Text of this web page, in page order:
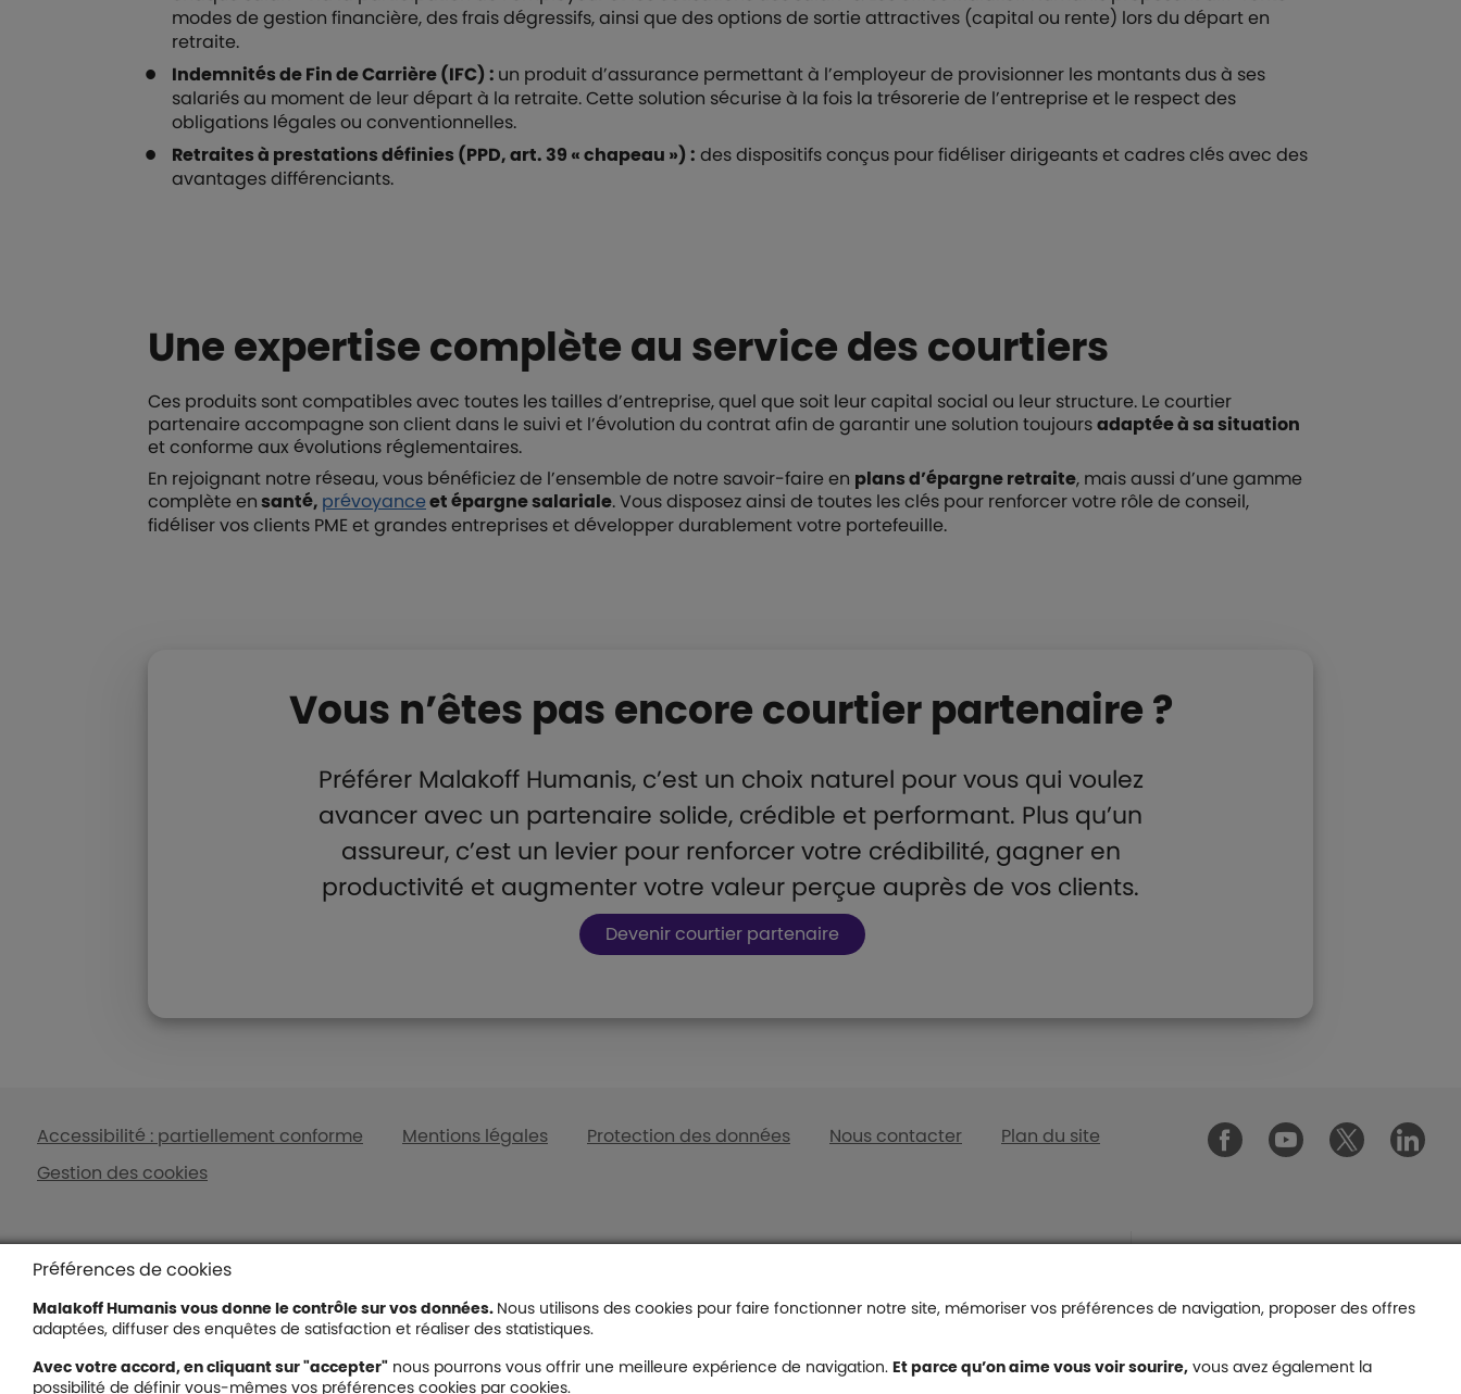
modes de gestion financière, des frais dégressifs, ainsi que des options de sortie attractives (capital ou rente) lors du départ en
retraite.
Indemnités de Fin de Carrière (IFC) : un produit d’assurance permettant à l’employeur de provisionner les montants dus à ses
salariés au moment de leur départ à la retraite. Cette solution sécurise à la fois la trésorerie de l’entreprise et le respect des
obligations légales ou conventionnelles.
Retraites à prestations définies (PPD, art. 39 « chapeau ») : des dispositifs conçus pour fidéliser dirigeants et cadres clés avec des
avantages différenciants.
Une expertise complète au service des courtiers
Ces produits sont compatibles avec toutes les tailles d’entreprise, quel que soit leur capital social ou leur structure. Le courtier
partenaire accompagne son client dans le suivi et l’évolution du contrat afin de garantir une solution toujoursadaptée à sa situation
et conforme aux évolutions réglementaires.
En rejoignant notre réseau, vous bénéficiez de l’ensemble de notre savoir-faire en plans d’épargne retraite, mais aussi d’une gamme
complète ensanté, prévoyanceet épargne salariale. Vous disposez ainsi de toutes les clés pour renforcer votre rôle de conseil,
fidéliser vos clients PME et grandes entreprises et développer durablement votre portefeuille.
Vous n’êtes pas encore courtier partenaire ?
Préférer Malakoff Humanis, c’est un choix naturel pour vous qui voulez
avancer avec un partenaire solide, crédible et performant. Plus qu’un
assureur, c’est un levier pour renforcer votre crédibilité, gagner en
productivité et augmenter votre valeur perçue auprès de vos clients.
Boutons et liens
Devenir courtier partenaire
Liens en bas de page
Accessibilité : partiellement conforme Mentions légales Protection des données Nous contacter
Plan du site
Gestion des cookies
Malakoff
Footer autres sites
épargne, retraite, Malakoff Humanis
à vos côtés.
Le groupe Malakoff Humanis
Nos avis clients
Liens en bas de page
Mutuelle senior
Comparateur mutuelle
senior
Prévoyance
Footer autres liens
Décryptages & Conseils
Préférences de cookies
Malakoff Humanis vous donne le contrôle sur vos données. Nous utilisons des cookies pour faire fonctionner notre site, mémoriser vos préférences de navigation, proposer des offres
adaptées, diffuser des enquêtes de satisfaction et réaliser des statistiques.
Avec votre accord, en cliquant sur "accepter" nous pourrons vous offrir une meilleure expérience de navigation. Et parce qu’on aime vous voir sourire, vous avez également la
possibilité de définir vous-mêmes vos préférences cookies par cookies.